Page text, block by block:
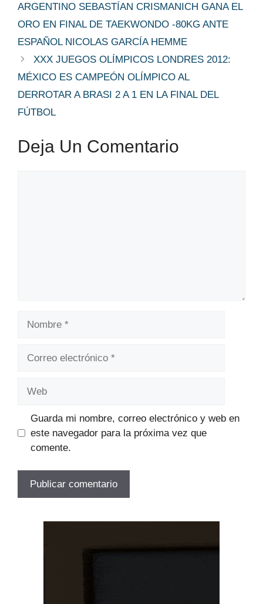
ARGENTINO SEBASTÍAN CRISMANICH GANA EL
ORO EN FINAL DE TAEKWONDO -80KG ANTE
ESPAÑOL NICOLAS GARCÍA HEMME
XXX JUEGOS OLÍMPICOS LONDRES 2012:
MÉXICO ES CAMPEÓN OLÍMPICO AL
DERROTAR A BRASI 2 A 1 EN LA FINAL DEL
FÚTBOL
Deja Un Comentario
Guarda mi nombre, correo electrónico y web en
este navegador para la próxima vez que
comente.